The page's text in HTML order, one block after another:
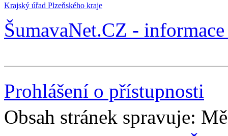
Krajský úřad Plzeňského kraje
ŠumavaNet.CZ -
Prohlášení o přístupnosti
Obsah stránek spravuje: